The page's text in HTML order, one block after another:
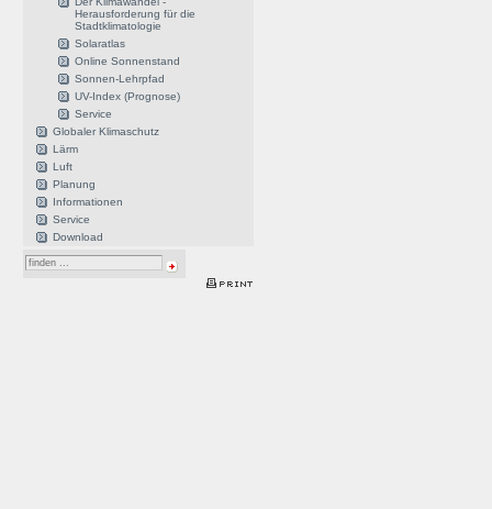
Herausforderung für die
Stadtklimatologie
Solaratlas
Online Sonnenstand
Sonnen-Lehrpfad
UV-Index (Prognose)
Service
Globaler Klimaschutz
Lärm
Luft
Planung
Informationen
Service
Download